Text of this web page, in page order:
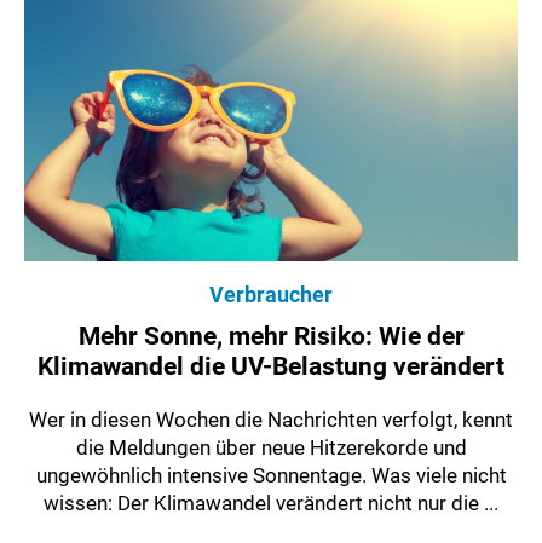
Verbraucher
Mehr Sonne, mehr Risiko: Wie der
Klimawandel die UV-Belastung verändert
Wer in diesen Wochen die Nachrichten verfolgt, kennt
die Meldungen über neue Hitzerekorde und
ungewöhnlich intensive Sonnentage. Was viele nicht
wissen: Der Klimawandel verändert nicht nur die ...